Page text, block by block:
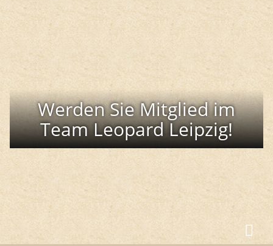
Werden Sie Mitglied im
Team Leopard Leipzig!